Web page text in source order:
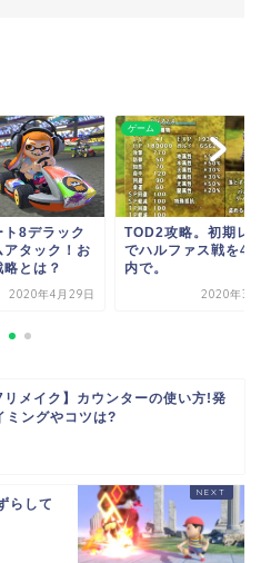
ト8デラック
アタック！お
とは？
2020年4月29日
ゲーム
TOD2攻略。初期レ
でハルファス戦を
内で。
2020年3
リメイク】カウンターの使い方!発
ミングやコツは?
らして